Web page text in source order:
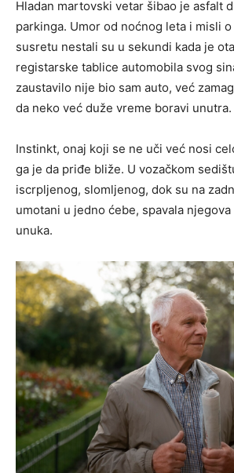
Hladan martovski vetar šibao je asfalt
parkinga. Umor od noćnog leta i misli
susretu nestali su u sekundi kada je
registarske tablice automobila svog
zaustavilo nije bio sam auto, već
da neko već duže vreme boravi unutra.
Instinkt, onaj koji se ne uči već nosi
ga je da priđe bliže. U vozačkom
iscrpljenog, slomljenog, dok su na
umotani u jedno ćebe, spavala
unuka.